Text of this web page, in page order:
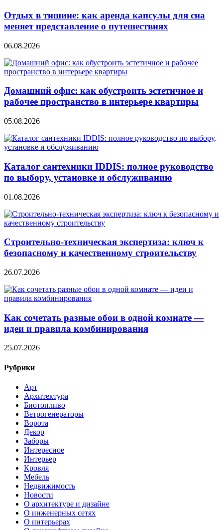
Отдых в тишине: как аренда капсулы для сна
меняет представление о путешествиях
06.08.2026
Домашний офис: как обустроить эстетичное и
рабочее пространство в интерьере квартиры
05.08.2026
Каталог сантехники IDDIS: полное руководство
по выбору, установке и обслуживанию
01.08.2026
Строительно‑техническая экспертиза: ключ к
безопасному и качественному строительству
26.07.2026
Как сочетать разные обои в одной комнате —
идеи и правила комбинирования
25.07.2026
Рубрики
Арт
Архитектура
Биотопливо
Ветрогенераторы
Ворота
Декор
Заборы
Интересное
Интерьер
Кровля
Мебель
Недвижимость
Новости
О архитектуре и дизайне
О инженерных сетях
О интерьерах